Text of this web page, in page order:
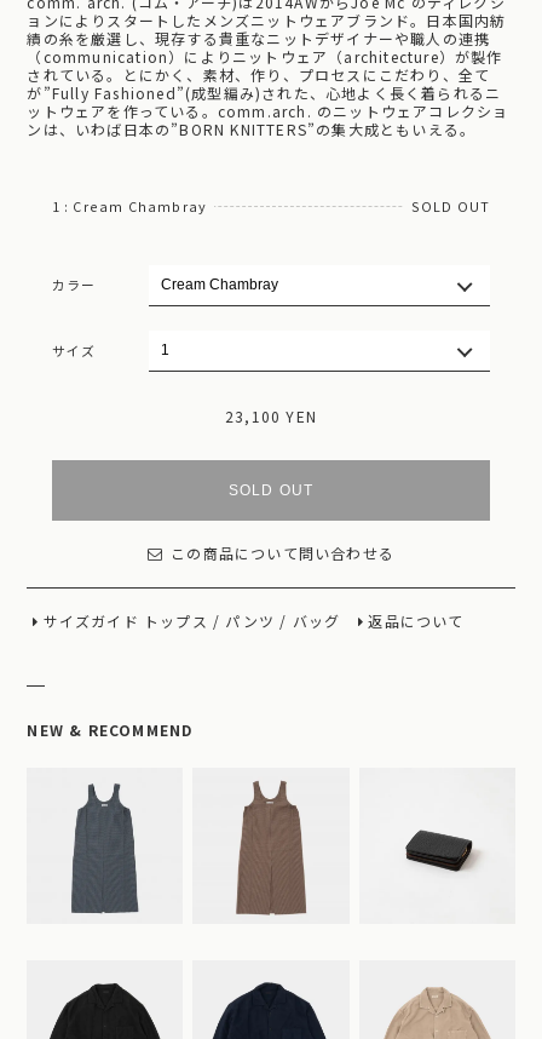
ョンによりスタートしたメンズニットウェアブランド。日本国内紡
績の糸を厳選し、現存する貴重なニットデザイナーや職人の連携
（communication）によりニットウェア（architecture）が製作
されている。とにかく、素材、作り、プロセスにこだわり、全て
が”Fully Fashioned”(成型編み)された、心地よく長く着られるニ
ットウェアを作っている。comm.arch. のニットウェアコレクショ
ンは、いわば日本の”BORN KNITTERS”の集大成ともいえる。
1 : Cream Chambray SOLD OUT
カラー
サイズ
23,100 YEN
SOLD OUT
この商品について問い合わせる
サイズガイド トップス / パンツ / バッグ 返品について
NEW & RECOMMEND